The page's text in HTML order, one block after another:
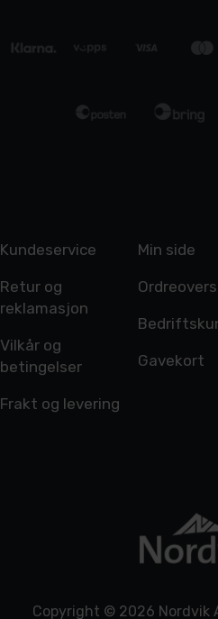
Kundeservice
Retur og
reklamasjon
Vilkår og
betingelser
Frakt og levering
Min side
Gavekort
Copyright © 2026 Nordvik